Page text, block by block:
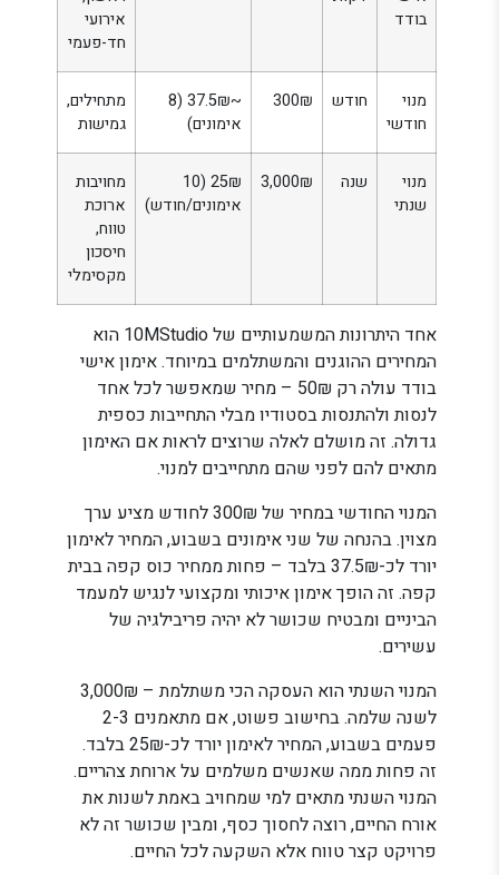
בודד
אירועי
חד-פעמי
מנוי
חודשי
חודש 300₪
~37.5₪ (8
אימונים)
מתחילים,
גמישות
מנוי
שנתי
שנה 3,000₪
25₪ (10
אימונים/חודש)
מחויבות
ארוכת
טווח,
חיסכון
מקסימלי
אחד היתרונות המשמעותיים של 10MStudio הוא
המחירים ההוגנים והמשתלמים במיוחד. אימון אישי
בודד עולה רק 50₪ – מחיר שמאפשר לכל אחד
לנסות ולהתנסות בסטודיו מבלי התחייבות כספית
גדולה. זה מושלם לאלה שרוצים לראות אם האימון
מתאים להם לפני שהם מתחייבים למנוי.
המנוי החודשי במחיר של 300₪ לחודש מציע ערך
מצוין. בהנחה של שני אימונים בשבוע, המחיר לאימון
יורד לכ-37.5₪ בלבד – פחות ממחיר כוס קפה בבית
קפה. זה הופך אימון איכותי ומקצועי לנגיש למעמד
הביניים ומבטיח שכושר לא יהיה פריבילגיה של
עשירים.
המנוי השנתי הוא העסקה הכי משתלמת – 3,000₪
לשנה שלמה. בחישוב פשוט, אם מתאמנים 2-3
פעמים בשבוע, המחיר לאימון יורד לכ-25₪ בלבד.
זה פחות ממה שאנשים משלמים על ארוחת צהריים.
המנוי השנתי מתאים למי שמחויב באמת לשנות את
אורח החיים, רוצה לחסוך כסף, ומבין שכושר זה לא
פרויקט קצר טווח אלא השקעה לכל החיים.